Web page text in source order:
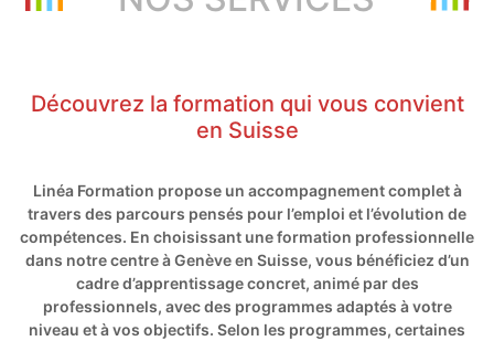
Découvrez la formation qui vous convient
en Suisse
Linéa Formation propose un accompagnement complet à
travers des parcours pensés pour l’emploi et l’évolution de
compétences. En choisissant une formation professionnelle
dans notre centre à Genève en Suisse, vous bénéficiez d’un
cadre d’apprentissage concret, animé par des
professionnels, avec des programmes adaptés à votre
niveau et à vos objectifs. Selon les programmes, certaines